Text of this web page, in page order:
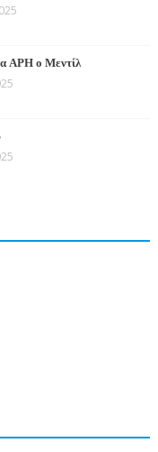
ΑΡΗ ο Μεντίλ